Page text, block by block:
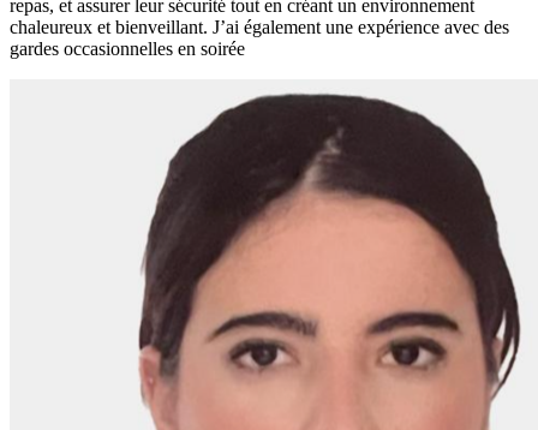
repas, et assurer leur sécurité tout en créant un environnement
chaleureux et bienveillant. J’ai également une expérience avec des
gardes occasionnelles en soirée